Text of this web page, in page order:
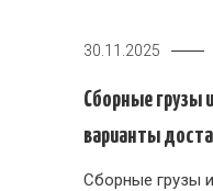
30.11.2025
Сборные грузы
варианты
Сборные грузы